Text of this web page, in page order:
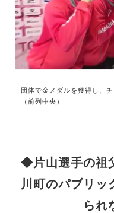
団体で金メダルを獲得し、
（前列中央）
◆片山選手の祖
川町のパブリッ
られ